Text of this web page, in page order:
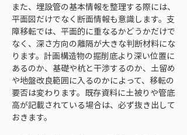
また、埋設管の基本情報を整理する際には、
平面図だけでなく断面情報も意識します。支
障移転では、平面的に重なるかどうかだけで
なく、深さ方向の離隔が大きな判断材料にな
ります。計画構造物の掘削底より深い位置に
あるのか、基礎や杭と干渉するのか、土留め
や地盤改良範囲に入るのかによって、移転の
要否は変わります。既存資料に土被りや管底
高が記載されている場合は、必ず抜き出して
おきます。